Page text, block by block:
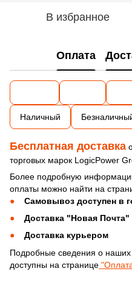
В избранное
Оплата
Наличный
Бесплатная доставка
торговых марок LogicPower
Более подробную
оплаты можно найти на
Самовывоз доступен в
Доставка "Новая Почта"
Доставка курьером
Подробные сведения о наших
доступны на странице